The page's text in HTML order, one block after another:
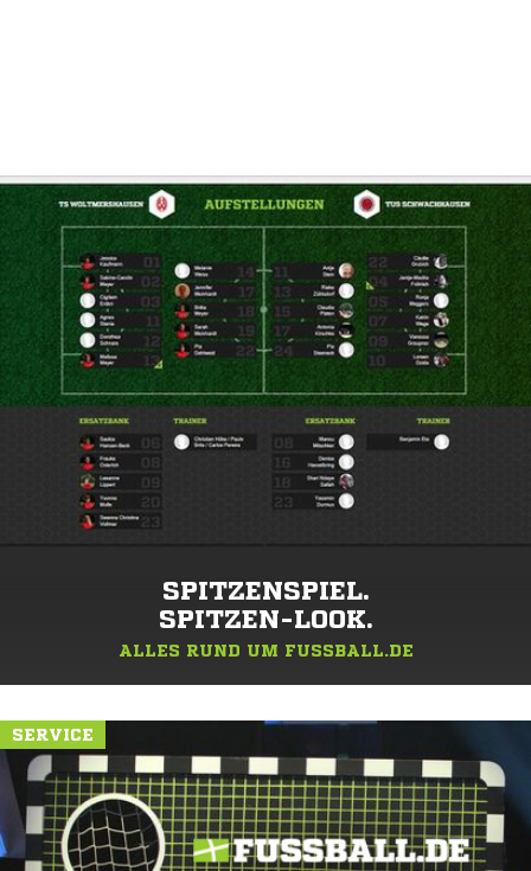
SPITZENSPIEL.
SPITZEN-LOOK.
ALLES RUND UM FUSSBALL.DE
SERVICE